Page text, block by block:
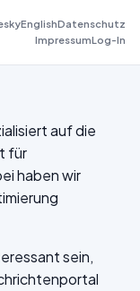
EnglishDatenschutz
ImpressumLog-In
auf die
für
haben wir
sein,